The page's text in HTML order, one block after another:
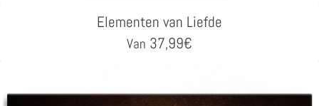
Elementen van Liefde
Van 37,99€